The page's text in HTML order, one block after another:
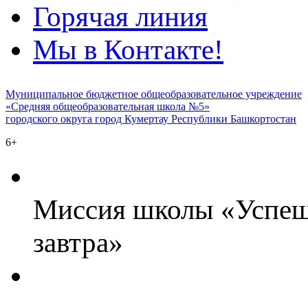
Горячая линия
Мы в Контакте!
Муниципальное бюджетное общеобразовательное учреждение
«Средняя общеобразовательная школа №5»
городского округа город Кумертау Республики Башкортостан
6+
Миссия школы
завтра»